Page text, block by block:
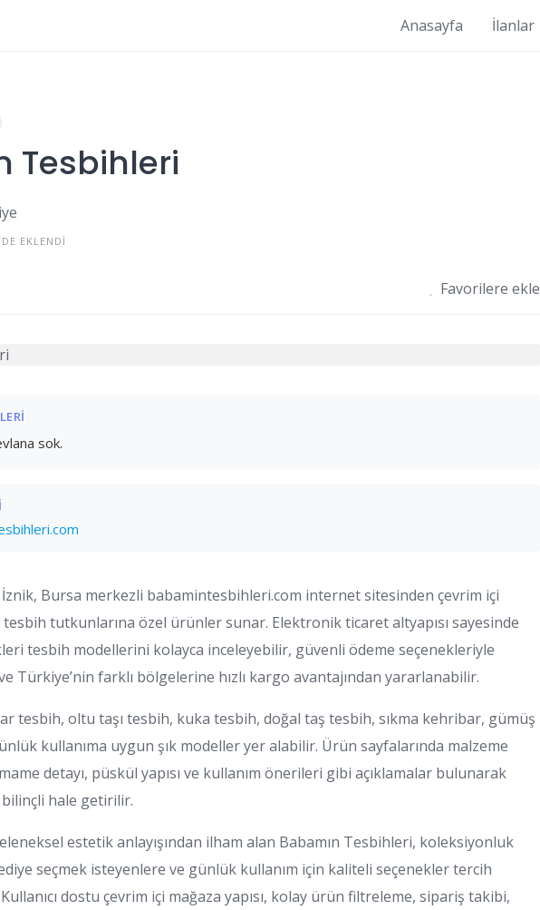
Anasayfa İlanlar
Tesbihleri
EKLENDI
Favorilere ekle
sok.
Bursa merkezli babamintesbihleri.com internet sitesinden çevrim içi
tesbih tutkunlarına özel ürünler sunar. Elektronik ticaret altyapısı sayesinde
tesbih modellerini kolayca inceleyebilir, güvenli ödeme seçenekleriyle
Türkiye’nin farklı bölgelerine hızlı kargo avantajından yararlanabilir.
tesbih, oltu taşı tesbih, kuka tesbih, doğal taş tesbih, sıkma kehribar, gümüş
kullanıma uygun şık modeller yer alabilir. Ürün sayfalarında malzeme
detayı, püskül yapısı ve kullanım önerileri gibi açıklamalar bulunarak
bilinçli hale getirilir.
estetik anlayışından ilham alan Babamın Tesbihleri, koleksiyonluk
seçmek isteyenlere ve günlük kullanım için kaliteli seçenekler tercih
dostu çevrim içi mağaza yapısı, kolay ürün filtreleme, sipariş takibi,